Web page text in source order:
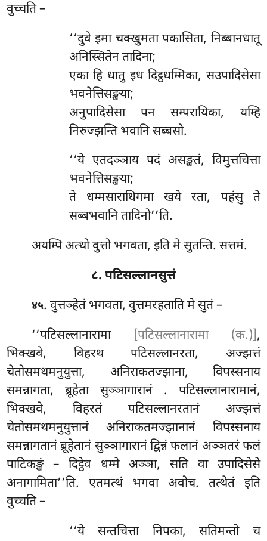
वुच्चति –
‘‘दुवेइमा चक्खुमता पकासिता, निब्बानधातू
अनिस्सितेन तादिना;
एका हि धातु इध दिट्ठधम्मिका, सउपादिसेसा
भवनेत्तिसङ्खया;
अनुपादिसेसापन सम्परायिका, यम्हि
निरुज्झन्ति भवानि सब्बसो.
‘‘ये एतदञ्ञाय पदं असङ्खतं, विमुत्तचित्ता
भवनेत्तिसङ्खया;
ते धम्मसाराधिगमा खये रता, पहंसु ते
सब्बभवानि तादिनो’’ति.
अयम्पि अत्थो वुत्तो भगवता, इति मे सुतन्ति. सत्तमं.
८. पटिसल्लानसुत्तं
४५. वुत्तञ्हेतं भगवता, वुत्तमरहताति मे सुतं –
‘‘पटिसल्लानारामा
[पटिसल्लानारामा (क.)],
भिक्खवे, विहरथ पटिसल्लानरता, अज्झत्तं
चेतोसमथमनुयुत्ता, अनिराकतज्झाना, विपस्सनाय
समन्नागता, ब्रूहेता सुञ्ञागारानं . पटिसल्लानारामानं,
भिक्खवे, विहरतं पटिसल्लानरतानं अज्झत्तं
चेतोसमथमनुयुत्तानं अनिराकतमज्झानानं विपस्सनाय
समन्नागतानं ब्रूहेतानं सुञ्ञागारानं द्विन्नं फलानं अञ्ञतरं फलं
पाटिकङ्खं – दिट्ठेव धम्मे अञ्ञा, सति वा उपादिसेसे
अनागामिता’’ति. एतमत्थं भगवा अवोच. तत्थेतं इति
वुच्चति –
‘‘ये सन्तचित्ता निपका, सतिमन्तो च